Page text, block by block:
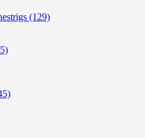
(129)